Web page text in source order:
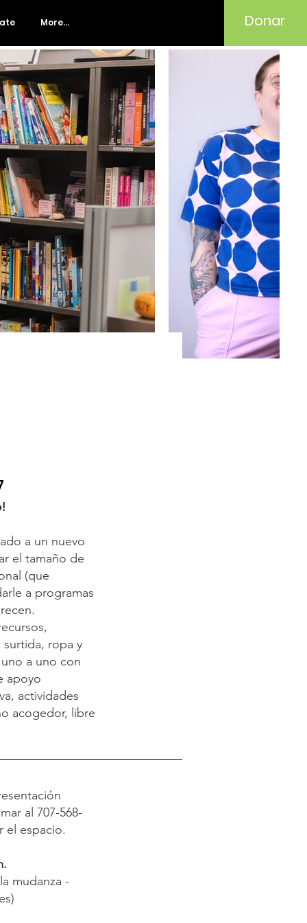
More... Donar
a un nuevo
el tamaño de
(que
a programas
ropa y
a uno con
apoyo
actividades
acogedor, libre
al 707-568-
el espacio.
mudanza -